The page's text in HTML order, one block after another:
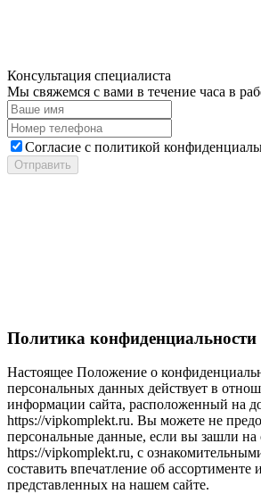
Консультация специалиста
Мы свяжемся с вами в течение часа в
Cогласие с политикой
Отправить
Политика конфиденциальности
Настоящее Положение о
персональных данных действует в
информации сайта, расположенный на
https://vipkomplekt.ru. Вы можете не
персональные данные, если вы зашли на
https://vipkomplekt.ru, с
составить впечатление об ассортименте
представленных на нашем сайте.